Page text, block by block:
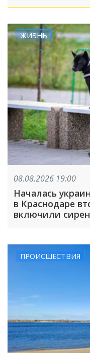
ЖИЗНЬ
08.08.2026 19:00
Началась
в Краснодаре
включили
ПРОИСШЕСТВИЯ